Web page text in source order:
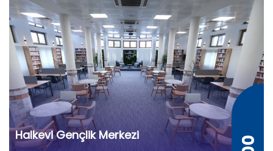
Halkevi Gençlik Merkezi